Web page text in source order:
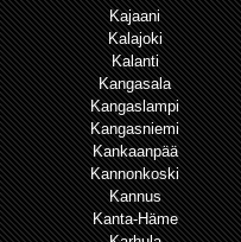
Kajaani
Kalajoki
Kalanti
Kangasala
Kangaslampi
Kangasniemi
Kankaanpää
Kannonkoski
Kannus
Kanta-Häme